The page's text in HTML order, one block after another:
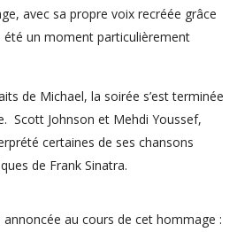
avec sa propre voix recréée grâce
été un moment particulièrement
de Michael, la soirée s’est terminée
Scott Johnson et Mehdi Youssef,
certaines de ses chansons
de Frank Sinatra.
au cours de cet hommage :